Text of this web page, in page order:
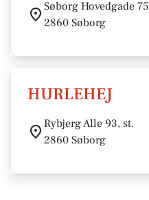
Søborg Hovedgade 75
2860 Søborg
HURLEHEJ
Rybjerg Alle 93, st.
2860 Søborg